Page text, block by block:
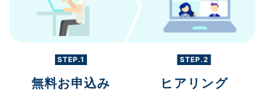
STEP.1
無料お申込み
STEP.2
ヒアリング